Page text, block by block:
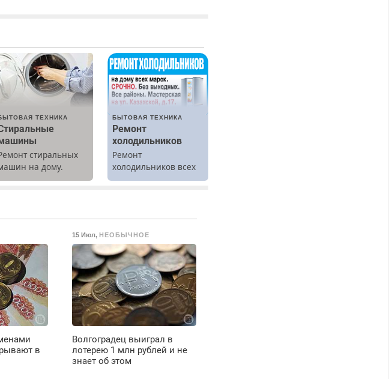
ТЕХНИКА
стиральных
на дому.
и диагностика
БЫТОВАЯ ТЕХНИКА
Ремонт
холодильников
Ремонт
холодильников всех
марок на дому.
в
15 Июл, НЕОБЫЧНОЕ
Волгоградец выиграл в
лотерею 1 млн рублей и не
знает об этом